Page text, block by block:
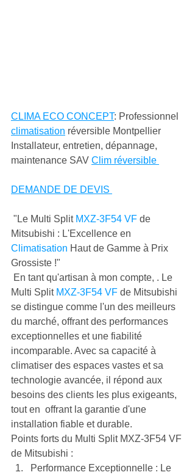
CLIMA ECO CONCEPT: Professionnel
climatisation réversible Montpellier
Installateur, entretien, dépannage,
maintenance SAV Clim réversible
DEMANDE DE DEVIS
"Le Multi Split MXZ-3F54 VF de
Mitsubishi : L'Excellence en
Climatisation Haut de Gamme à Prix
Grossiste !"
En tant qu'artisan à mon compte, . Le
Multi Split MXZ-3F54 VF de Mitsubishi
se distingue comme l'un des meilleurs
du marché, offrant des performances
exceptionnelles et une fiabilité
incomparable. Avec sa capacité à
climatiser des espaces vastes et sa
technologie avancée, il répond aux
besoins des clients les plus exigeants,
tout en  offrant la garantie d'une
installation fiable et durable.
Points forts du Multi Split MXZ-3F54 VF
de Mitsubishi :
Performance Exceptionnelle : Le